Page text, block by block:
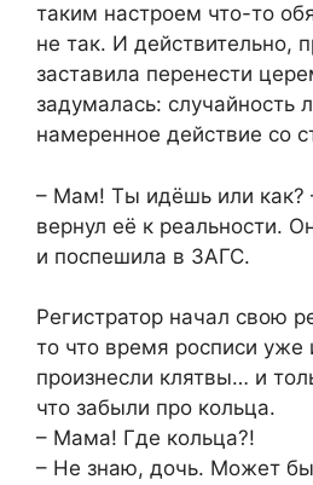
таким настроем что-то
не так. И действительно,
заставила перенести
задумалась: случайность
намеренное действие со
– Мам! Ты идёшь или как?
вернул её к реальности.
и поспешила в ЗАГС.
Регистратор начал свою
то что время росписи
произнесли клятвы… и
что забыли про кольца.
– Мама! Где кольца?!
– Не знаю, дочь. Может